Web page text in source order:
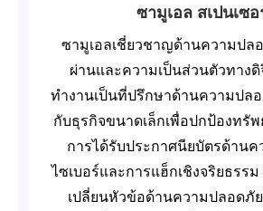
ซามูเอล สเปนเซอ
ซามูเอลเชี่ยวชาญด้านความปล
ผ่านและความเป็นส่วนตัวทางดิ
ทำงานเป็นที่ปรึกษาด้านความปล
กับธุรกิจขนาดเล็กเพื่อปกป้องทรั
การได้รับประกาศนียบัตรด้าน
ไซเบอร์และการแฮ็กเชิงจริยธรร
เปลี่ยนหัวข้อด้านความปลอดภั